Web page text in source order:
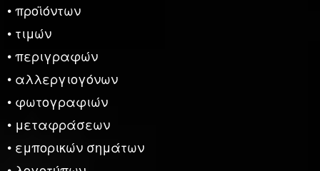
• προϊόντων
• τιμών
• περιγραφών
• αλλεργιογόνων
• φωτογραφιών
• μεταφράσεων
• εμπορικών σημάτων